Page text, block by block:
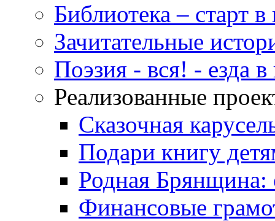
Библиотека – старт
Зачитательные
Поэзия - вся! - езда в
Реализованные
Сказочная
Подари книгу
Родная Брянщина:
Финансовые